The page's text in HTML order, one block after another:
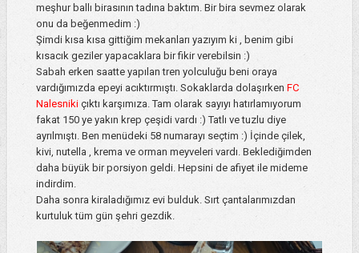
meşhur ballı birasının tadına baktım. Bir bira sevmez olarak
onu da beğenmedim :)
Şimdi kısa kısa gittiğim mekanları yazıyım ki , benim gibi
kısacık geziler yapacaklara bir fikir verebilsin :)
Sabah erken saatte yapılan tren yolculuğu beni oraya
vardığımızda epeyi acıktırmıştı. Sokaklarda dolaşırken FC
Nalesniki çıktı karşımıza. Tam olarak sayıyı hatırlamıyorum
fakat 150 ye yakın krep çeşidi vardı :) Tatlı ve tuzlu diye
ayrılmıştı. Ben menüdeki 58 numarayı seçtim :) İçinde çilek,
kivi, nutella , krema ve orman meyveleri vardı. Beklediğimden
daha büyük bir porsiyon geldi. Hepsini de afiyet ile mideme
indirdim.
Daha sonra kiraladığımız evi bulduk. Sırt çantalarımızdan
kurtuluk tüm gün şehri gezdik.